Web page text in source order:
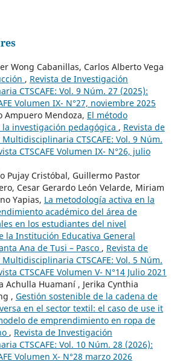
Wong Cabanillas, Carlos Alberto Vega
, Revista de Investigación
CTSCAFE: Vol. 9 Núm. 27 (2025):
Volumen IX- N°27, noviembre 2025
Ampuero Mendoza, El método
investigación pedagógica , Revista de
CTSCAFE: Vol. 9 Núm.
CTSCAFE Volumen IX- N°26, julio
Pujay Cristóbal, Guillermo Pastor
Cesar Gerardo León Velarde, Miriam
Yapias, La metodología activa en la
académico del área de
en los estudiantes del nivel
la Institución Educativa General
Ana de Tusi – Pasco , Revista de
CTSCAFE: Vol. 5 Núm.
CTSCAFE Volumen V- N°14 Julio 2021
Achulla Huamaní , Jerika Cynthia
, Gestión sostenible de la cadena de
en el sector textil: el caso de use it
de emprendimiento en ropa de
, Revista de Investigación
CTSCAFE: Vol. 10 Núm. 28 (2026):
Volumen X- N°28 marzo 2026